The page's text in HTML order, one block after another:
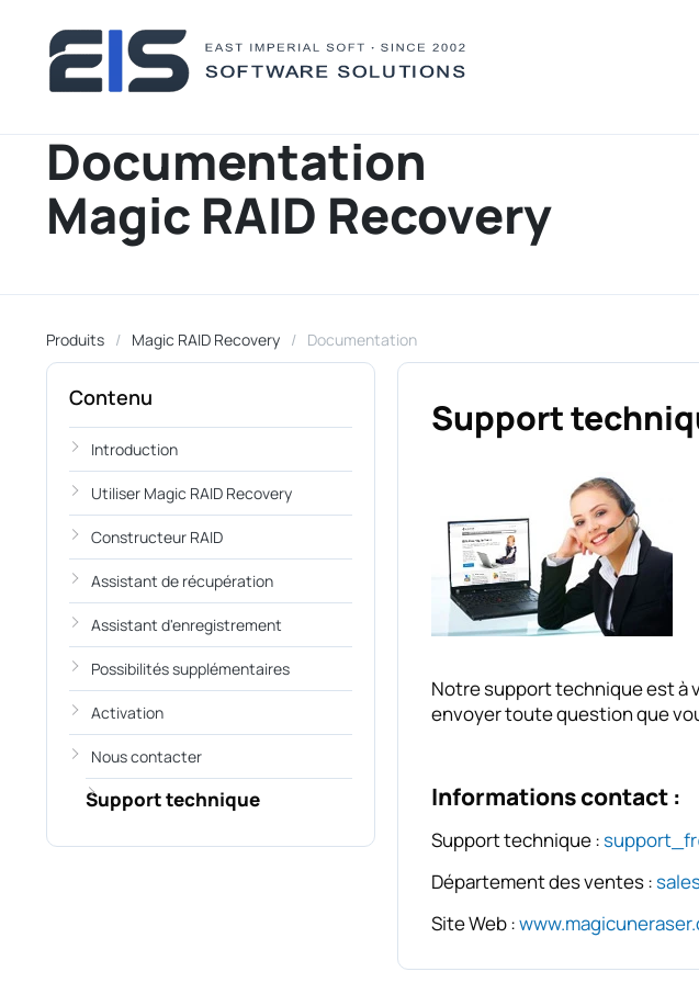
Documentation
Magic RAID Recovery
Produits Magic RAID Recovery Documentation
Support
Notre support technique est à
envoyer toute question que
Informations contact :
Support technique :
Département des ventes :
Site Web :
Contenu
Introduction
Utiliser Magic RAID Recovery
Constructeur RAID
Assistant de récupération
Assistant d'enregistrement
Possibilités supplémentaires
Activation
Nous contacter
Support technique